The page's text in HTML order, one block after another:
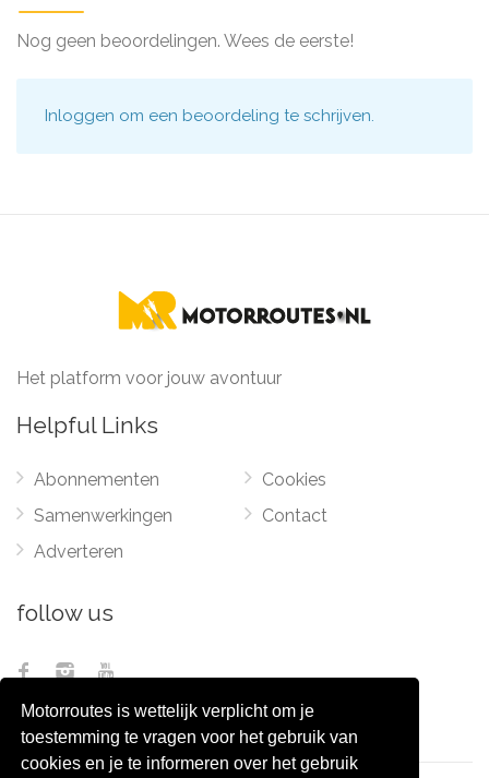
Motorroutes is wettelijk verplicht om je
toestemming te vragen voor het gebruik van
cookies en je te informeren over het gebruik
Nog geen beoordelingen. Wees de eerste!
Inloggen om een beoordeling te schrijven.
Het platform voor jouw avontuur
Helpful Links
Abonnementen
Samenwerkingen
Adverteren
Cookies
Contact
follow us